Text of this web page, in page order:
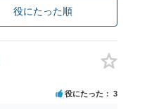
役にたった順
役にたった 3